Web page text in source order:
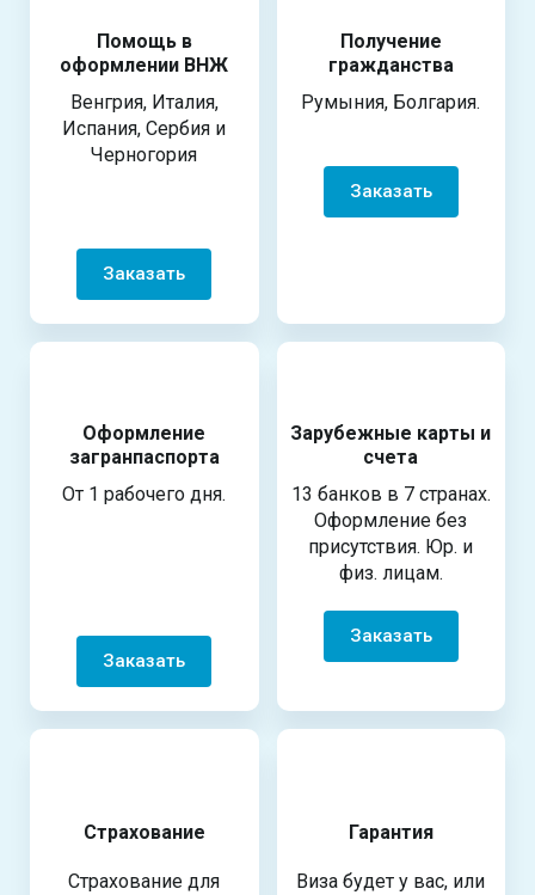
Помощь в
оформлении ВНЖ
Венгрия, Италия,
Испания, Сербия и
Черногория
Заказать
Получение
гражданства
Румыния, Болгария.
Заказать
Оформление
загранпаспорта
От 1 рабочего дня.
Заказать
Зарубежные карты и
счета
13 банков в 7 странах.
Оформление без
присутствия. Юр. и
физ. лицам.
Заказать
Страхование
Страхование для
Гарантия
Виза будет у вас, или